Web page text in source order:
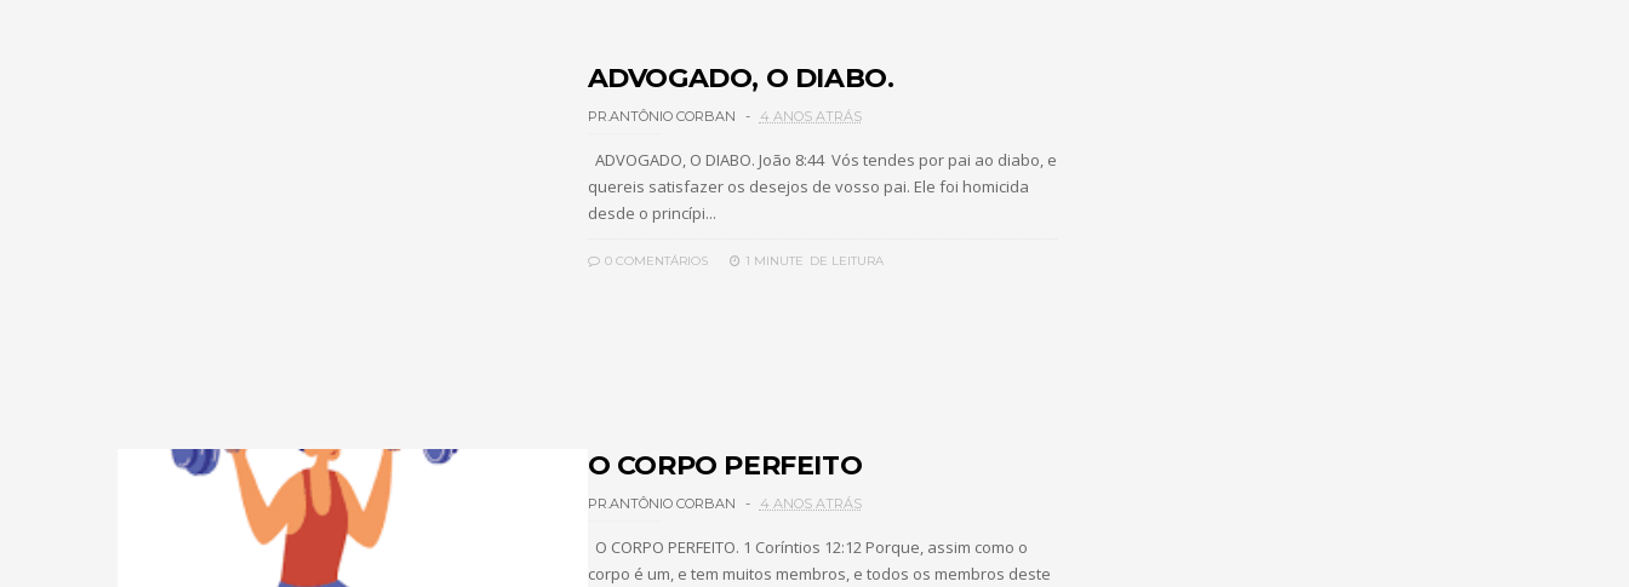
ADVOGADO, O DIABO.
PR.ANTÔNIO CORBAN 4 ANOS ATRÁS
ADVOGADO, O DIABO. João 8:44 Vós tendes por pai ao diabo, e
quereis satisfazer os desejos de vosso pai. Ele foi homicida
desde o princípi...
0 COMENTÁRIOS 1 MINUTE DE LEITURA
O CORPO PERFEITO
PR.ANTÔNIO CORBAN 4 ANOS ATRÁS
O CORPO PERFEITO. 1 Coríntios 12:12 Porque, assim como o
corpo é um, e tem muitos membros, e todos os membros deste